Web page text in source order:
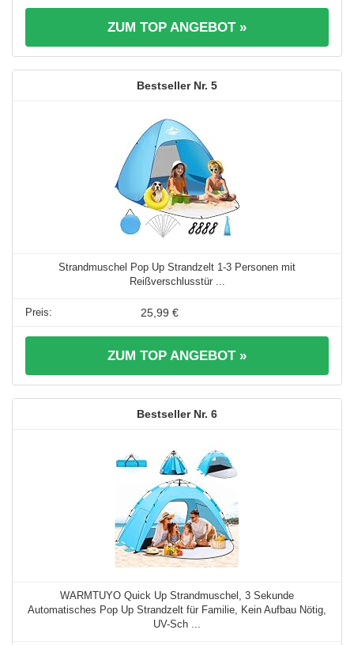
ZUM TOP ANGEBOT »
5
Strandmuschel Pop Up Strandzelt 1-3 Personen mit
Reißverschlusstür ...
25,99 €
ZUM TOP ANGEBOT »
6
WARMTUYO Quick Up Strandmuschel, 3 Sekunde
Automatisches Pop Up Strandzelt für Familie, Kein Aufbau Nötig,
UV-Sch ...